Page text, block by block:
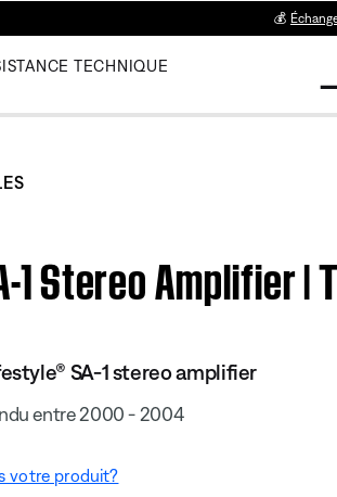
💰
TECHNIQUE
Stereo Amplifier |
SA-1 stereo amplifier
entre 2000 - 2004
votre produit?